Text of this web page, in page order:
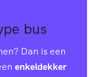
bus
Dan is een
enkeldekker